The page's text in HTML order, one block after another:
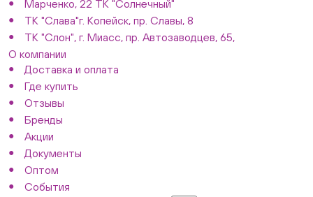
Марченко, 22 ТК "Солнечный"
ТК "Слава"г. Копейск, пр. Славы, 8
ТК "Слон", г. Миасс, пр. Автозаводцев, 65,
О компании
Доставка и оплата
Где купить
Отзывы
Бренды
Акции
Документы
Оптом
События